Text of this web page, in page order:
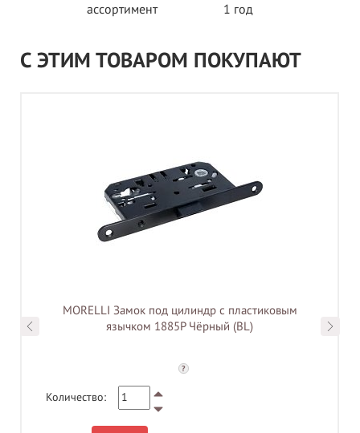
ассортимент
1 год
С ЭТИМ ТОВАРОМ ПОКУПАЮТ
MORELLI Замок под цилиндр с пластиковым
язычком 1885P Чёрный (BL)
?
Количество: